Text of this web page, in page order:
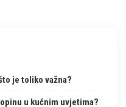
je toliko važna?
u kućnim uvjetima?